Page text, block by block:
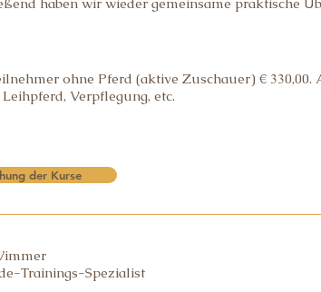
ohne Pferd (aktive Zuschauer) € 330,00.
Verpflegung, etc.
der Kurse
Trainings-Spezialist